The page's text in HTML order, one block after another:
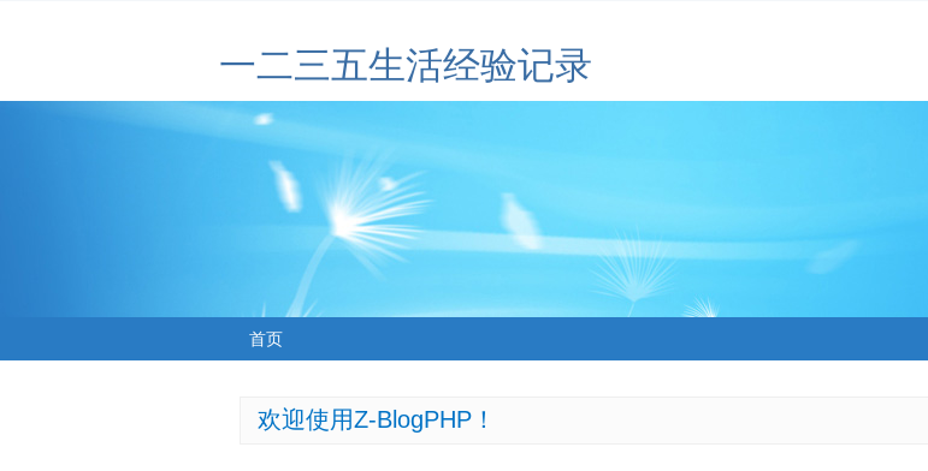
一二三五生活经验记录
首页
欢迎使用Z-BlogPHP！